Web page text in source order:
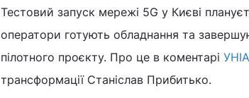
Тестовий запуск мережі 5G у Києві
оператори готують обладнання та
пілотного проєкту. Про це в коментарі
трансформації Станіслав Прибитько.